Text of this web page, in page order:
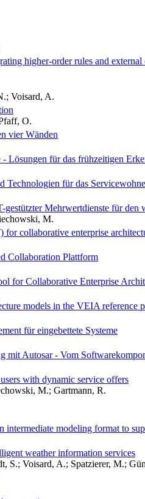
higher-order rules and external
Voisard, A.
O.
vier Wänden
Lösungen für das frühzeitigen
Technologien für das
Mehrwertdienste für den
M.
for collaborative enterprise
Collaboration Plattform
for Collaborative Enterprise
models in the VEIA reference
für eingebettete Systeme
mit Autosar - Vom
with dynamic service offers
M.; Gartmann, R.
modeling format to
weather information services
S.; Voisard, A.; Spatzierer, M.;